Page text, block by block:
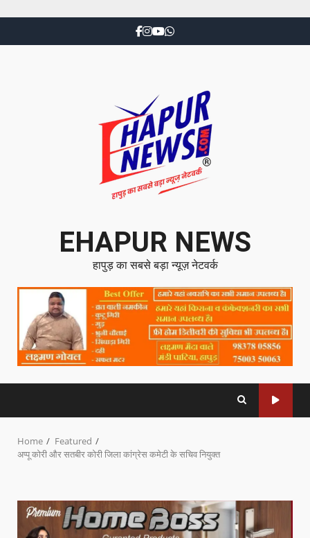
EHAPUR NEWS
हापुड़ का सबसे बड़ा न्यूज़ नेटवर्क
Home
Featured
अप्पू कोरी और सतबीर कोरी जिला कांग्रेस कमेटी के सचिव नियुक्त